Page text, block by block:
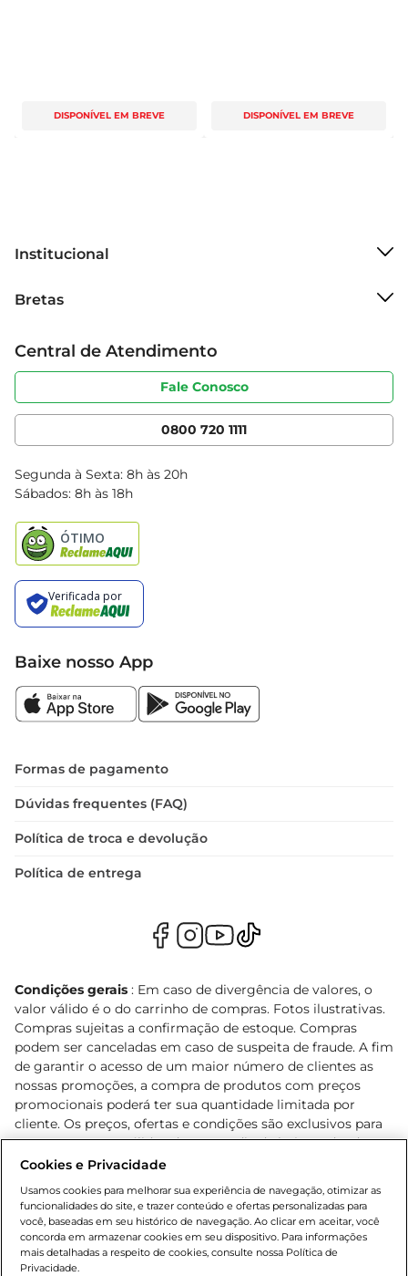
DISPONÍVEL EM BREVE DISPONÍVEL EM BREVE
Institucional
Grupo Cencosud
Sobre privacidade
Portal do fornecedor
Cencosud Media
Bretas
Produtos Bretas
Código de ética
Serviços
Clube Bretas
Blog Bretas
Black Friday
Central de Atendimento
Fale Conosco
0800 720 1111
Segunda à Sexta: 8h às 20h
Sábados: 8h às 18h
Baixe nosso App
Formas de pagamento
Dúvidas frequentes (FAQ)
Política de troca e devolução
Política de entrega
Condições gerais : Em caso de divergência de valores, o
valor válido é o do carrinho de compras. Fotos ilustrativas.
Compras sujeitas a confirmação de estoque. Compras
podem ser canceladas em caso de suspeita de fraude. A fim
de garantir o acesso de um maior número de clientes as
nossas promoções, a compra de produtos com preços
promocionais poderá ter sua quantidade limitada por
cliente. Os preços, ofertas e condições são exclusivos para
o e-commerce e válidos durante o dia de hoje, podendo
sofrer alterações sem prévia notificação. Proibida a venda
Lei n.º 8069/90, art. 81, inciso II (Estatuto da Criança e do
Adolescente). Preços e condições exclusivos para o
www.bretas.com.br, podendo sofrer alterações sem aviso
prévio. O valor mínimo para as compras on-line é de R$
Cookies e Privacidade
Usamos cookies para melhorar sua experiência de navegação, otimizar as
funcionalidades do site, e trazer conteúdo e ofertas personalizadas para
você, baseadas em seu histórico de navegação. Ao clicar em aceitar, você
concorda em armazenar cookies em seu dispositivo. Para informações
mais detalhadas a respeito de cookies, consulte nossa Política de
Privacidade.